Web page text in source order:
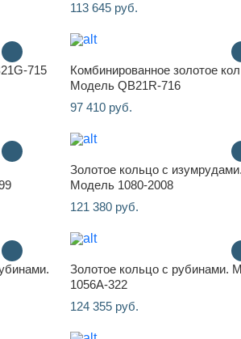
113 645 руб.
715
Комбинированное золотое
Модель QB21R-716
97 410 руб.
Золотое кольцо с
Модель 1080-2008
121 380 руб.
Золотое кольцо с рубинами.
1056A-322
124 355 руб.